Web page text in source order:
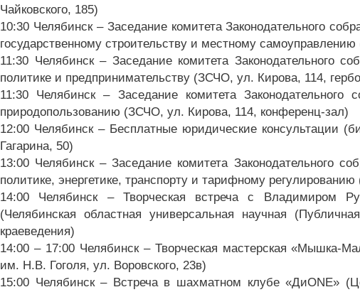
Чайковского, 185)
10:30 Челябинск – Заседание комитета Законодательного
государственному строительству и местному
11:30 Челябинск – Заседание комитета Законодательного
политике и предпринимательству (ЗСЧО, ул. Кирова, 114,
11:30 Челябинск – Заседание комитета Законодательного
природопользованию (ЗСЧО, ул. Кирова, 114, конференц-зал)
12:00 Челябинск – Бесплатные юридические
Гагарина, 50)
13:00 Челябинск – Заседание комитета Законодательного
политике, энергетике, транспорту и тарифному
14:00 Челябинск – Творческая встреча с Владимиром
(Челябинская областная универсальная научная
краеведения)
14:00 – 17:00 Челябинск – Творческая мастерская «Мышка-
им. Н.В. Гоголя, ул. Воровского, 23в)
15:00 Челябинск – Встреча в шахматном клубе «ДиONE»